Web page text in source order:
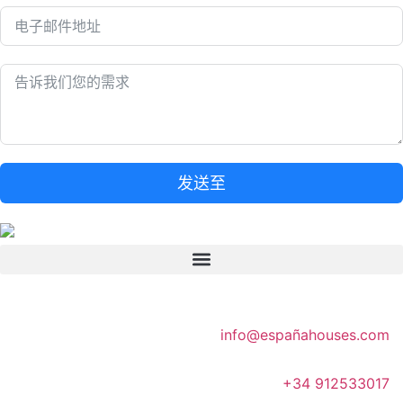
发送至
info@españahouses.com
+34 912533017